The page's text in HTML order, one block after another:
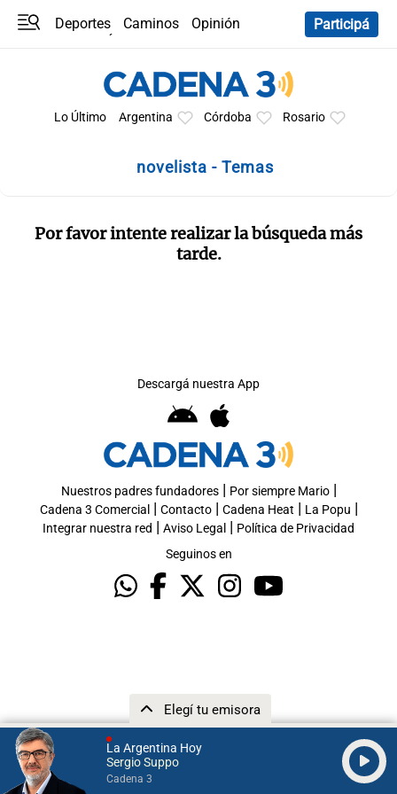
La Argentina Hoy
Sergio Suppo
Cadena 3
Elegí tu emisora
Deportes Caminos
Opinión
Participá
Lo Último Argentina Córdoba Rosario
novelista - Temas
Por favor intente realizar la búsqueda más
tarde.
Descargá nuestra App
Nuestros padres fundadores| Por siempre Mario|
Cadena 3 Comercial | Contacto| Cadena Heat | La Popu |
Integrar nuestra red | Aviso Legal | Política de Privacidad
Seguinos en